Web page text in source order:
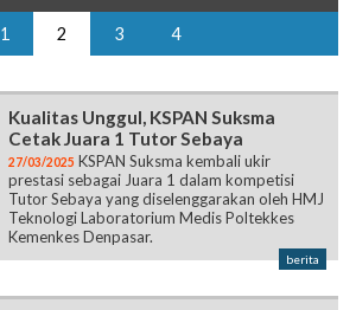
1 2 3 4
Kualitas Unggul, KSPAN Suksma
Cetak Juara 1 Tutor Sebaya
27/03/2025 KSPAN Suksma kembali ukir
prestasi sebagai Juara 1 dalam kompetisi
Tutor Sebaya yang diselenggarakan oleh HMJ
Teknologi Laboratorium Medis Poltekkes
Kemenkes Denpasar.
berita